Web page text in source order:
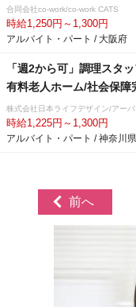
合同会社co-work/co-work CATS
時給1,250円～1,300円
アルバイト・パート / 大阪府
「週2から可」調理スタ
有料老人ホーム/社会保障
株式会社日本ライフデザイン/アー
時給1,225円～1,300円
アルバイト・パート / 神奈川県
前へ